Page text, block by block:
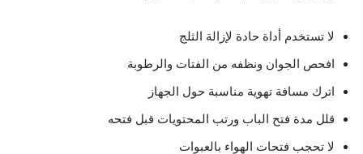
لا تستخدم أداة حادة لإزالة الثلج
افحص الجوان ونظفه من الفتات والرطوبة
اترك مسافة تهوية مناسبة حول الجهاز
قلل مدة فتح الباب ورتب المحتويات قبل فتحه
لا تحجب فتحات الهواء بالعبوات